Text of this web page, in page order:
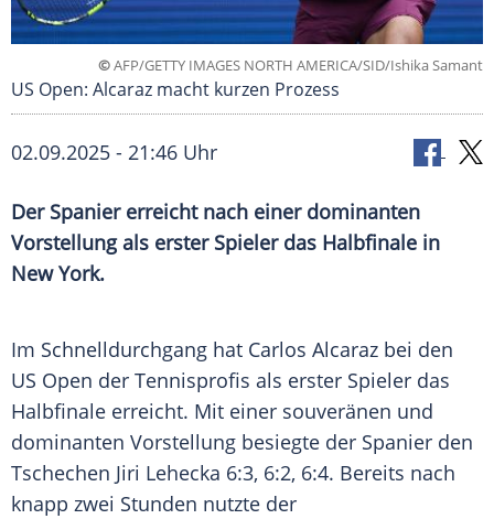
©AFP/GETTY IMAGES NORTH AMERICA/SID/Ishika Samant
US Open: Alcaraz macht kurzen Prozess
02.09.2025 - 21:46 Uhr
Der Spanier erreicht nach einer dominanten
Vorstellung als erster Spieler das Halbfinale in
New York.
Im Schnelldurchgang hat Carlos Alcaraz bei den
US Open der Tennisprofis als erster Spieler das
Halbfinale erreicht. Mit einer souveränen und
dominanten Vorstellung besiegte der Spanier den
Tschechen Jiri Lehecka 6:3, 6:2, 6:4. Bereits nach
knapp zwei Stunden nutzte der